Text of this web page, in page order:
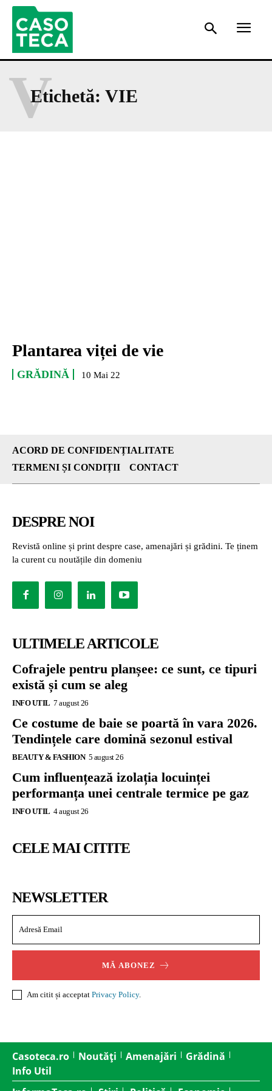
Etichetă: VIE
V
Plantarea viței de vie
GRĂDINĂ 10 Mai 22
ACORD DE CONFIDENȚIALITATE
TERMENI ȘI CONDIȚII
CONTACT
DESPRE NOI
Revistă online și print despre case, amenajări și grădini. Te ținem
la curent cu noutățile din domeniu
ULTIMELE ARTICOLE
Cofrajele pentru planșee: ce sunt, ce tipuri
există și cum se aleg
INFO UTIL 7 august 26
Ce costume de baie se poartă în vara 2026.
Tendințele care domină sezonul estival
BEAUTY & FASHION 5 august 26
Cum influențează izolația locuinței
performanța unei centrale termice pe gaz
INFO UTIL 4 august 26
CELE MAI CITITE
NEWSLETTER
MĂ ABONEZ
Am citit și acceptat Privacy Policy.
Casoteca.ro Noutăți Amenajări
Grădină
Info Util